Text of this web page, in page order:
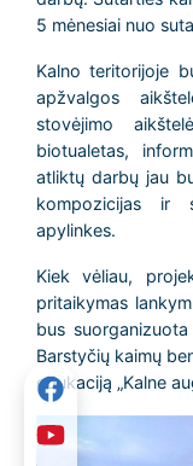
5 mėnesiai nuo
Kalno teritorijoje
apžvalgos
stovėjimo
biotualetas,
atliktų darbų jau
kompozicijas ir
apylinkes.
Kiek vėliau,
pritaikymas
bus
Barstyčių kaimų
edukaciją „Kalne